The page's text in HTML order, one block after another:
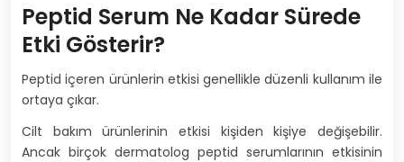
Peptid Serum Ne Kadar Sürede
Etki Gösterir?
Peptid içeren ürünlerin etkisi genellikle düzenli kullanım ile
ortaya çıkar.
Cilt bakım ürünlerinin etkisi kişiden kişiye değişebilir.
Ancak birçok dermatolog peptid serumlarının etkisinin